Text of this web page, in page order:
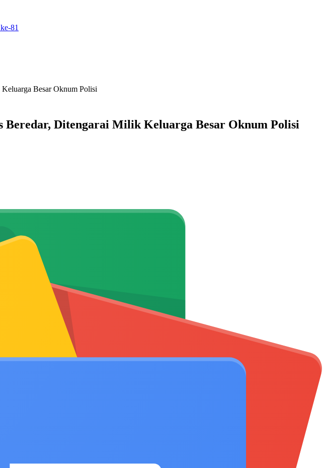
81
Besar Oknum Polisi
Beredar, Ditengarai Milik Keluarga Besar Oknum Polisi